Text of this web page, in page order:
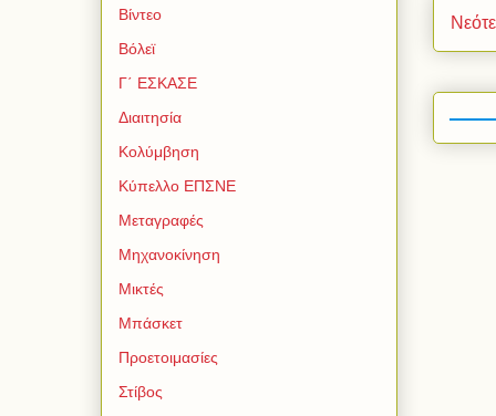
Βίντεο
Βόλεϊ
Γ΄ ΕΣΚΑΣΕ
Διαιτησία
Κολύμβηση
Κύπελλο ΕΠΣΝΕ
Μεταγραφές
Μηχανοκίνηση
Μικτές
Μπάσκετ
Προετοιμασίες
Στίβος